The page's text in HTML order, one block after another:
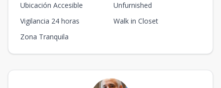
Ubicación Accesible
Unfurnished
Vigilancia 24 horas
Walk in Closet
Zona Tranquila